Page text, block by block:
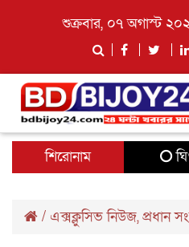
শুক্রবার, ০৭ অগাস্ট
শিরোনাম
/ এক্সক্লুসিভ নিউজ,প্রধান